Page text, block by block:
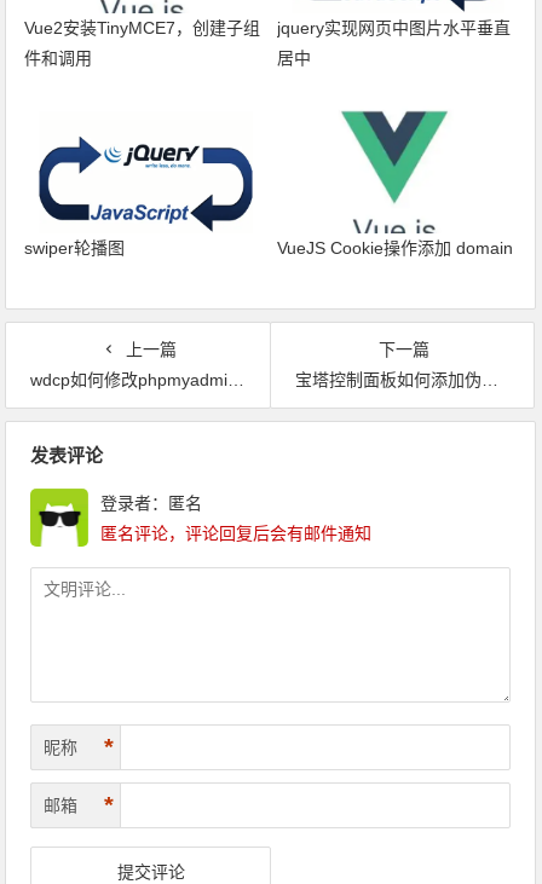
Vue2安装TinyMCE7，创建子组
件和调用
jquery实现网页中图片水平垂直
居中
swiper轮播图 VueJS Cookie操作添加 domain
上一篇
wdcp如何修改phpmyadmin导入 最大限制2048 KB
下一篇
宝塔控制面板如何添加伪静态
发表评论
登录者：匿名
匿名评论，评论回复后会有邮件通知
昵称 *
邮箱 *